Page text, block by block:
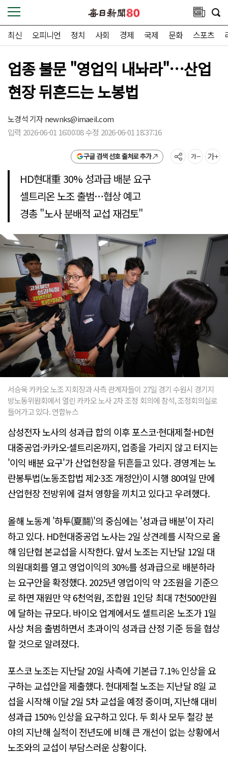
최신 오피니언 정치 사회 경제 국제 문화 스포츠
업종 불문 "영업익 내놔라"…산업
현장 뒤흔드는 노봉법
노경석 기자newnks@imaeil.com
입력 2026-06-01 16:00:08 수정 2026-06-01 18:37:16
구글 검색 선호 출처로 추가
HD현대重 30% 성과급 배분 요구
셀트리온 노조 출범…협상 예고
경총 "노사 분배적 교섭 재검토"
서승욱 카카오 노조 지회장과 사측 관계자들이 27일 경기 수원시 경기지
방노동위원회에서 열린 카카오 노사 2차 조정 회의에 참석, 조정회의실로
들어가고 있다. 연합뉴스
삼성전자 노사의 성과급 합의 이후 포스코·현대제철·HD현
대중공업·카카오·셀트리온까지, 업종을 가리지 않고 터지는
'이익 배분 요구'가 산업현장을 뒤흔들고 있다. 경영계는 노
란봉투법(노동조합법 제2·3조 개정안)이 시행 80여일 만에
산업현장 전방위에 걸쳐 영향을 끼치고 있다고 우려했다.
올해 노동계 '하투(夏鬪)'의 중심에는 '성과급 배분'이 자리
하고 있다. HD현대중공업 노사는 2일 상견례를 시작으로 올
해 임단협 본교섭을 시작한다. 앞서 노조는 지난달 12일 대
의원대회를 열고 영업이익의 30%를 성과급으로 배분하라
는 요구안을 확정했다. 2025년 영업이익 약 2조원을 기준으
로 하면 재원만 약 6천억원, 조합원 1인당 최대 7천500만원
에 달하는 규모다. 바이오 업계에서도 셀트리온 노조가 1일
사상 처음 출범하면서 초과이익 성과급 산정 기준 등을 협상
할 것으로 알려졌다.
포스코 노조는 지난달 20일 사측에 기본급 7.1% 인상을 요
구하는 교섭안을 제출했다. 현대제철 노조는 지난달 8일 교
섭을 시작해 이달 2일 5차 교섭을 예정 중이며, 지난해 대비
성과급 150% 인상을 요구하고 있다. 두 회사 모두 철강 분
야의 지난해 실적이 전년도에 비해 큰 개선이 없는 상황에서
노조와의 교섭이 부담스러운 상황이다.